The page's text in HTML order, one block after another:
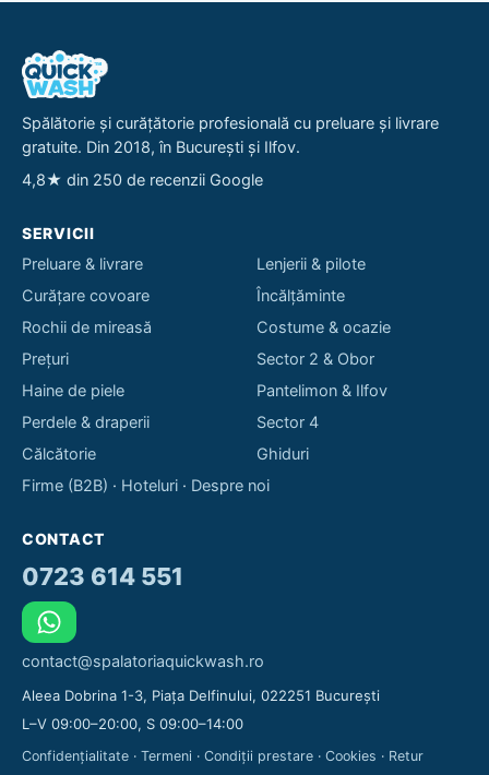
Spălătorie și curățătorie profesională cu preluare și livrare
gratuite. Din 2018, în București și Ilfov.
4,8★ din 250 de recenzii Google
SERVICII
Preluare & livrare
Curățare covoare
Rochii de mireasă
Prețuri
Haine de piele
Perdele & draperii
Călcătorie
Lenjerii & pilote
Încălțăminte
Costume & ocazie
Sector 2 & Obor
Pantelimon & Ilfov
Sector 4
Ghiduri
Firme (B2B) · Hoteluri · Despre noi
CONTACT
0723 614 551
contact@spalatoriaquickwash.ro
Aleea Dobrina 1-3, Piața Delfinului, 022251 București
L–V 09:00–20:00, S 09:00–14:00
Confidențialitate · Termeni · Condiții prestare · Cookies · Retur